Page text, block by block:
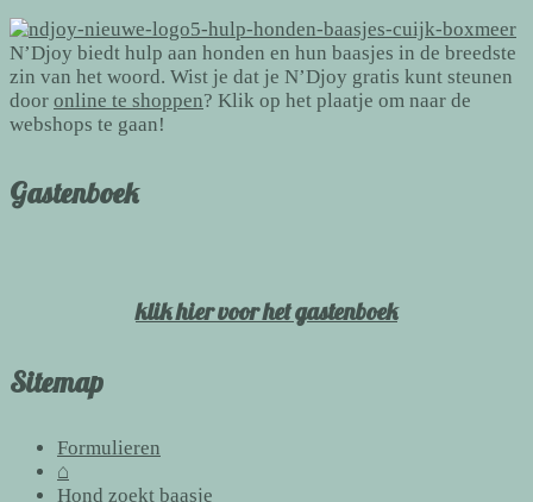
N’Djoy biedt hulp aan honden en hun baasjes in de breedste
zin van het woord. Wist je dat je N’Djoy gratis kunt steunen
door online te shoppen? Klik op het plaatje om naar de
webshops te gaan!
Gastenboek
klik hier voor het gastenboek
Sitemap
Formulieren
⌂
Hond zoekt baasje